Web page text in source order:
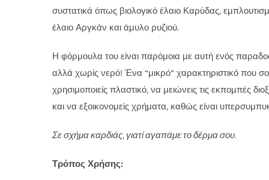
συστατικά όπως βιολογικό έλαιο Καρύδας,
έλαιο Αργκάν και άμυλο ρυζιού.
Η φόρμουλα του είναι παρόμοια με αυτή ενός
αλλά χωρίς νερό! Ένα “μικρό” χαρακτηριστικό που
χρησιμοποιείς πλαστικό, να μειώνεις τις εκπομπές
και να εξοικονομείς χρήματα, καθώς είναι
Σε σχήμα καρδιάς, γιατί αγαπάμε το δέρμα σου.
Τρόπος Χρήσης: